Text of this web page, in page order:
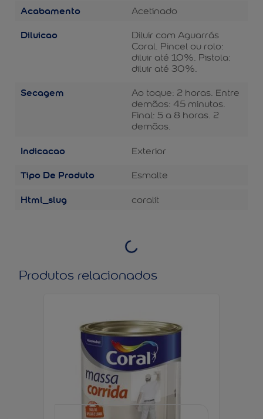
Acabamento Acetinado
Diluicao
Diluir com Aguarrás
Coral. Pincel ou rolo:
diluir até 10%. Pistola:
diluir até 30%.
Secagem
Ao toque: 2 horas. Entre
demãos: 45 minutos.
Final: 5 a 8 horas. 2
demãos.
Indicacao Exterior
Tipo De Produto Esmalte
Html_slug coralit
Produtos relacionados